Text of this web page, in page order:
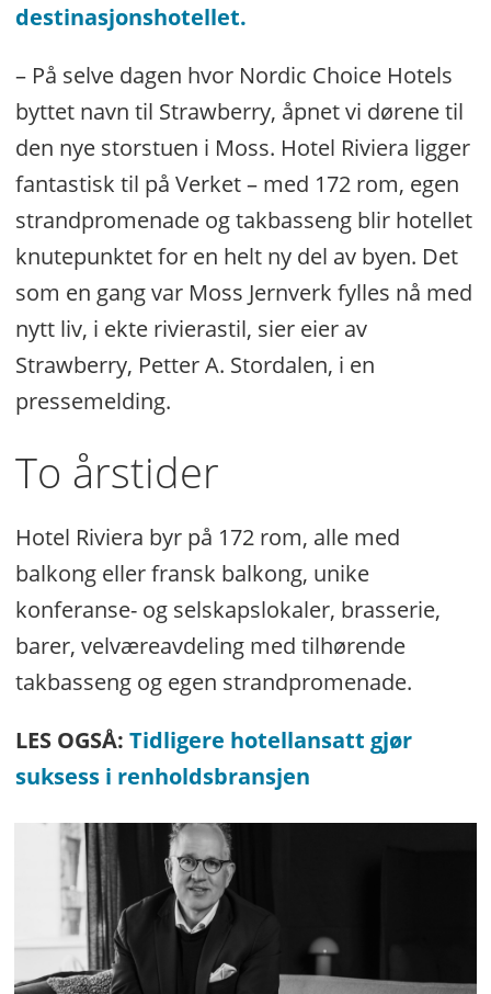
destinasjonshotellet.
– På selve dagen hvor Nordic Choice Hotels
byttet navn til Strawberry, åpnet vi dørene til
den nye storstuen i Moss. Hotel Riviera ligger
fantastisk til på Verket – med 172 rom, egen
strandpromenade og takbasseng blir hotellet
knutepunktet for en helt ny del av byen. Det
som en gang var Moss Jernverk fylles nå med
nytt liv, i ekte rivierastil, sier eier av
Strawberry, Petter A. Stordalen, i en
pressemelding.
To årstider
Hotel Riviera byr på 172 rom, alle med
balkong eller fransk balkong, unike
konferanse- og selskapslokaler, brasserie,
barer, velværeavdeling med tilhørende
takbasseng og egen strandpromenade.
LES OGSÅ: Tidligere hotellansatt gjør
suksess i renholdsbransjen